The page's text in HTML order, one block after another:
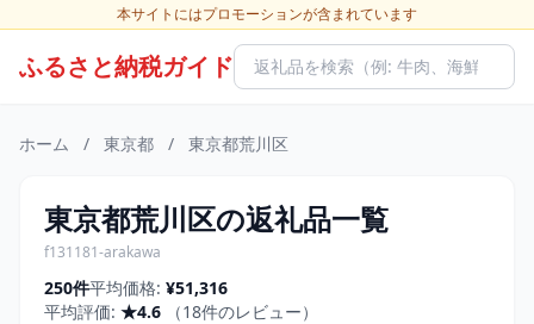
本サイトにはプロモーションが含まれています
ふるさと納税ガイド
ホーム / 東京都 / 東京都荒川区
東京都荒川区の返礼品一覧
f131181-arakawa
250件平均価格: ¥51,316
平均評価: ★4.6 （18件のレビュー）